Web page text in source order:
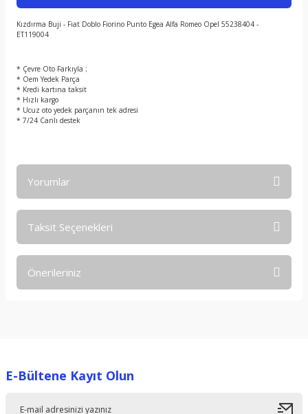
Kızdırma Buji - Fiat Doblo Fiorino Punto Egea Alfa Romeo Opel 55238404 -
ET119004
* Çevre Oto Farkıyla ;
* Oem Yedek Parça
* Kredi kartına taksit
* Hızlı kargo
* Ucuz oto yedek parçanın tek adresi
* 7/24 Canlı destek
Yorumlar
Taksit Seçenekleri
Önerileriniz
Ürün resmi kalitesiz, bozuk veya görüntülenemiyor.
E-Bültene Kayıt Olun